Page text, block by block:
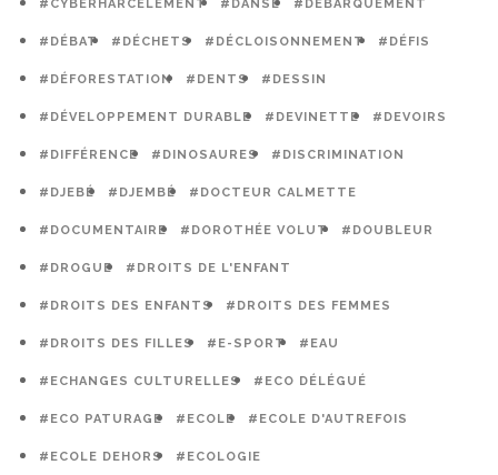
#CYBERHARCÈLEMENT #DANSE #DÉBARQUEMENT
#DÉBAT #DÉCHETS #DÉCLOISONNEMENT #DÉFIS
#DÉFORESTATION #DENTS #DESSIN
#DÉVELOPPEMENT DURABLE #DEVINETTE #DEVOIRS
#DIFFÉRENCE #DINOSAURES #DISCRIMINATION
#DJEBÉ #DJEMBÉ #DOCTEUR CALMETTE
#DOCUMENTAIRE #DOROTHÉE VOLUT #DOUBLEUR
#DROGUE #DROITS DE L'ENFANT
#DROITS DES ENFANTS #DROITS DES FEMMES
#DROITS DES FILLES #E-SPORT #EAU
#ECHANGES CULTURELLES #ECO DÉLÉGUÉ
#ECO PATURAGE #ECOLE #ECOLE D'AUTREFOIS
#ECOLE DEHORS #ECOLOGIE